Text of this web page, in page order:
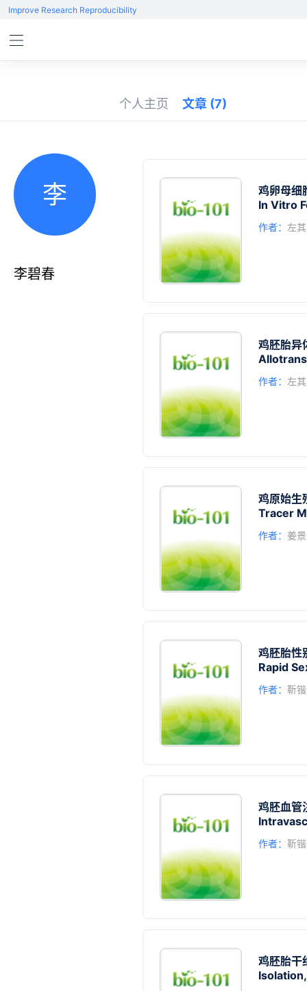
Improve Research Reproducibility
个人主页 文章 (7)
李
李碧春
鸡卵母细
In Vitro
作者： 左
鸡胚胎异
作者： 左
鸡原始生
Tracer
作者： 姜
鸡胚胎性
Rapid
作者： 靳锴
鸡胚血管
作者： 靳锴
鸡胚胎干